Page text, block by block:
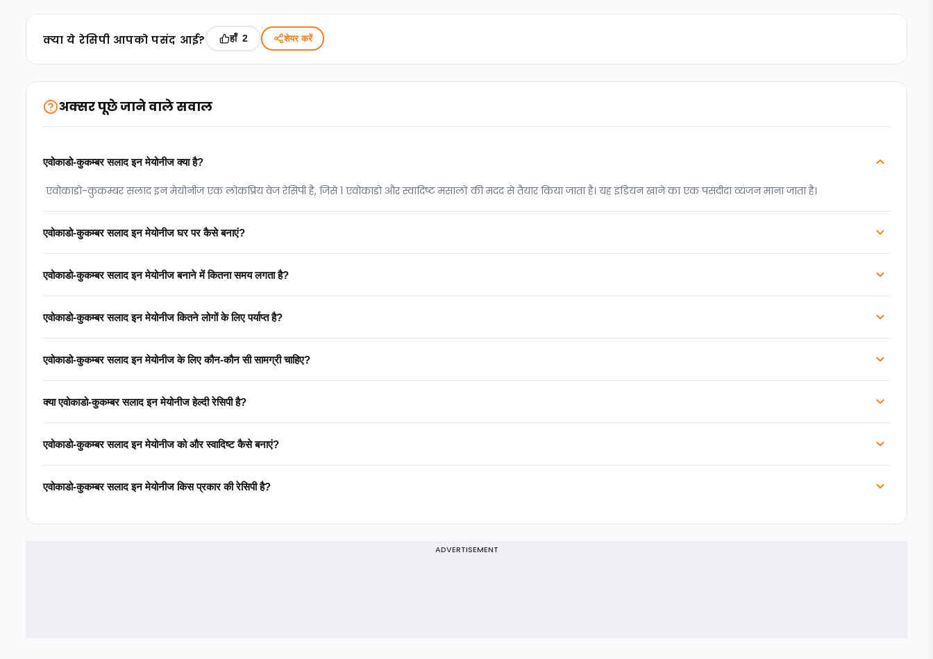
क्‍या ये रेसिपी आपको पसंद आई? हाँ 2 शेयर करें
अक्सर पूछे जाने वाले सवाल
एवोकाडो-कुकम्बर सलाद इन मेयोनीज क्या है?
एवोकाडो-कुकम्बर सलाद इन मेयोनीज एक लोकप्रिय वेज रेसिपी है, जिसे 1 एवोकाडो और स्वादिष्ट मसालों की मदद से तैयार किया जाता है। यह इंडियन खाने का एक पसंदीदा व्यंजन माना जाता है।
एवोकाडो-कुकम्बर सलाद इन मेयोनीज घर पर कैसे बनाएं?
एवोकाडो-कुकम्बर सलाद इन मेयोनीज बनाने में कितना समय लगता है?
एवोकाडो-कुकम्बर सलाद इन मेयोनीज कितने लोगों के लिए पर्याप्त है?
एवोकाडो-कुकम्बर सलाद इन मेयोनीज के लिए कौन-कौन सी सामग्री चाहिए?
क्या एवोकाडो-कुकम्बर सलाद इन मेयोनीज हेल्दी रेसिपी है?
एवोकाडो-कुकम्बर सलाद इन मेयोनीज को और स्वादिष्ट कैसे बनाएं?
एवोकाडो-कुकम्बर सलाद इन मेयोनीज किस प्रकार की रेसिपी है?
ADVERTISEMENT